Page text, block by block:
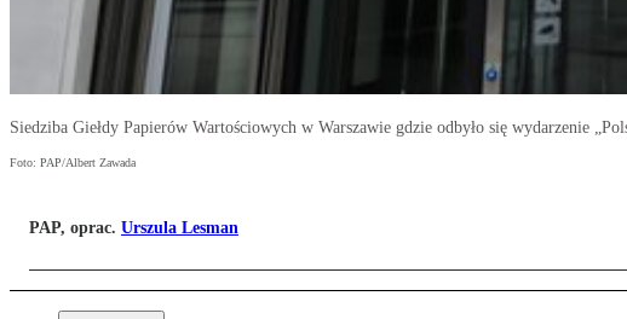
Siedziba Giełdy Papierów Wartościowych w Warszawie gdzie odbyło się wydarzenie
Foto: PAP/Albert Zawada
PAP, oprac. Urszula Lesman